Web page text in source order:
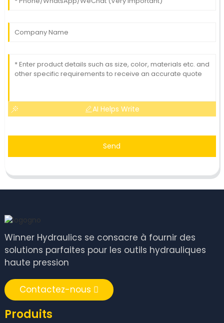
AI Helps Write
Send
Winner Hydraulics se consacre à fournir des
solutions parfaites pour les outils hydrauliques
haute pression
Contactez-nous
Produits